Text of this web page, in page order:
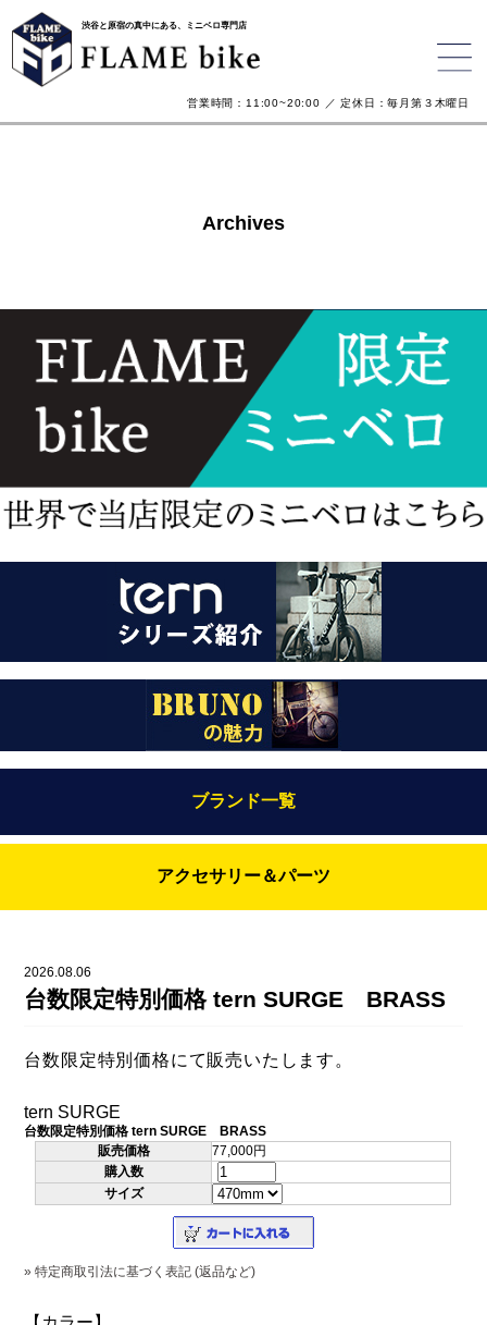
渋谷と原宿の真中にある、ミニベロ専門店
営業時間：11:00~20:00 ／ 定休日：毎月第３木曜日
Archives
ブランド一覧
Bianchi（ビアンキ）
BRUNO(ブルーノ)
DAHON（ダホーン）
FUJI（フジ）
GIOS（ジオス）
KUWAHARA（クワハラ）
MASI（マージ）
PASHLEY（パシュレー）
RITEWAY（ライトウェイ）
アクセサリー＆パーツ
knog（ノグ）
マルイのかわいいキャップ
2026.08.06
台数限定特別価格 tern SURGE BRASS
台数限定特別価格にて販売いたします。
tern SURGE
台数限定特別価格 tern SURGE BRASS
販売価格
77,000円
購入数
サイズ
» 特定商取引法に基づく表記 (返品など)